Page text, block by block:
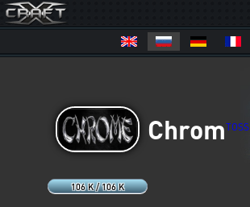
106 K / 106 K
ChromTOSS